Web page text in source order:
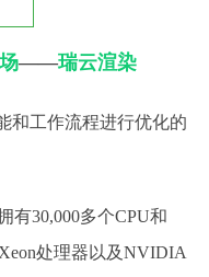
——瑞云渲染
和工作流程进行优化的
有30,000多个CPU和
处理器以及NVIDIA